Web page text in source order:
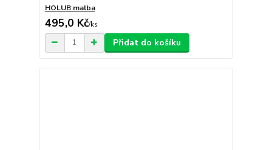
HOLUB malba
495,0 Kč/ks
Přidat do košíku